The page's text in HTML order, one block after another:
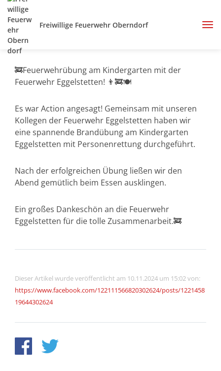
Freiwillige Feuerwehr Oberndorf
🚒Feuerwehrübung am Kindergarten mit der
Feuerwehr Eggelstetten! 👨‍🚒🍽️
Es war Action angesagt! Gemeinsam mit unseren
Kollegen der Feuerwehr Eggelstetten haben wir
eine spannende Brandübung am Kindergarten
Eggelstetten mit Personenrettung durchgeführt.
Nach der erfolgreichen Übung ließen wir den
Abend gemütlich beim Essen ausklingen.
Ein großes Dankeschön an die Feuerwehr
Eggelstetten für die tolle Zusammenarbeit.🚒
Dieser Artikel wurde veröffentlicht am 10.11.2024 um 15:02 von:
https://www.facebook.com/122111566820302624/posts/1221458
19644302624